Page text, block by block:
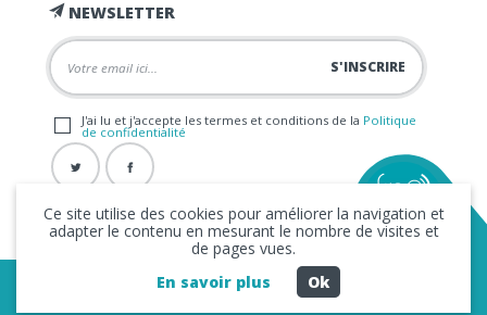
NEWSLETTER
J'ai lu et j'accepte les termes et conditions de la Politique
de confidentialité
Copyright © 2026 La FRAP -Mentions légales
Business to Web
Ce site utilise des cookies pour améliorer la navigation et
adapter le contenu en mesurant le nombre de visites et
de pages vues.
En savoir plus
Ok